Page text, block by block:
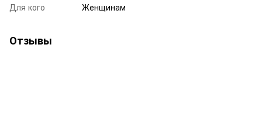
Для кого
Женщинам
Отзывы